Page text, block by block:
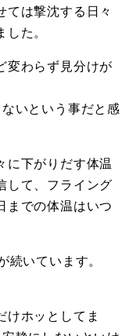
ては撃沈する日々
た。
変わらず見分けが
いという事だと感
に下がりだす体温
して、フライング
までの体温はいつ
いています。
けホッとしてま